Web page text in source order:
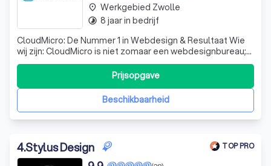
CloudMicro: De Nummer 1 in Webdesign & Resultaat Wie
wij zijn: CloudMicro is niet zomaar een webdesignbureau;
wij zijn de digitale partner voor ondernemers die willen
groeien. Met een passie voor design en een scherp oog
voor conversie creëren wij professionele websites en
webshops die doen waar zeBeschikbaarheid
Prijsopgave
place Werkgebied Zwolle
timelapse 8 jaar in bedrijf
4.Stylus Design TOP PRO